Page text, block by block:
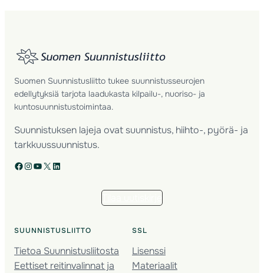
Suomen Suunnistusliitto tukee suunnistusseurojen
edellytyksiä tarjota laadukasta kilpailu-, nuoriso- ja
kuntosuunnistustoimintaa.
Suunnistuksen lajeja ovat suunnistus, hiihto-, pyörä- ja
tarkkuussuunnistus.
Facebook Instagram YouTube X LinkedIn
SUUNNISTUSLIITTO
Tietoa Suunnistusliitosta
Eettiset reitinvalinnat ja
SSL
Lisenssi
Materiaalit